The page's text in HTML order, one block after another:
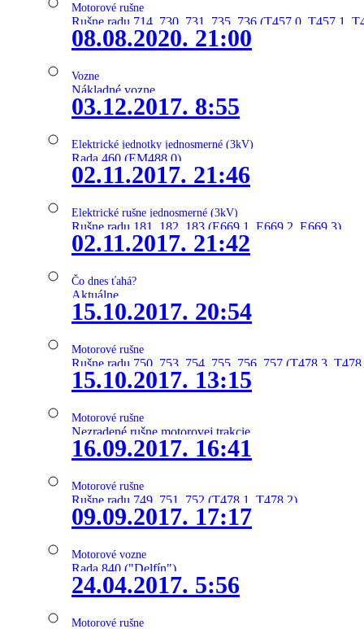
Motorové rušne
Rušne radu 714, 730, 731, 735, 736 (T457.0, T457.1,
08.08.2020. 21:00
Vozne
Nákladné vozne
03.12.2017. 8:55
Elektrické jednotky jednosmerné (3kV)
Rada 460 (EM488.0)
02.11.2017. 21:46
Elektrické rušne jednosmerné (3kV)
Rušne radu 181, 182, 183 (E669.1, E669.2, E669.3)
02.11.2017. 21:42
Čo dnes ťahá?
Aktuálne
15.10.2017. 20:54
Motorové rušne
Rušne radu 750, 753, 754, 755, 756, 757 (T478.3,
15.10.2017. 13:15
Motorové rušne
Nezradené rušne motorovej trakcie
16.09.2017. 16:41
Motorové rušne
Rušne radu 749, 751, 752 (T478.1, T478.2)
09.09.2017. 17:17
Motorové vozne
Rada 840 ("Delfín")
24.04.2017. 5:56
Motorové rušne